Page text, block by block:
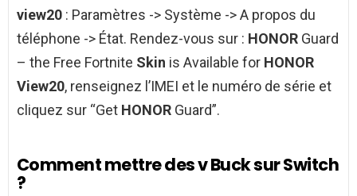
view20 : Paramètres -> Système -> A propos du
téléphone -> État. Rendez-vous sur : HONOR Guard
– the Free Fortnite Skin is Available for HONOR
View20, renseignez l’IMEI et le numéro de série et
cliquez sur “Get HONOR Guard”.
Comment mettre des v Buck sur Switch
?